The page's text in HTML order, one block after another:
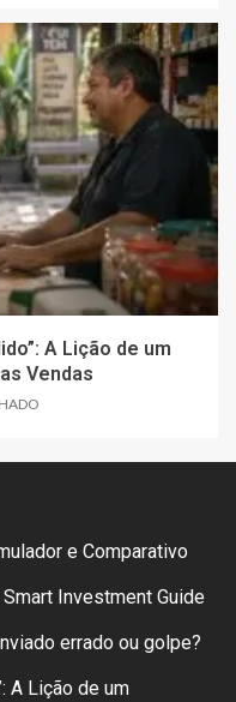
A Lição de um
Vendas
e Comparativo
Investment Guide
errado ou golpe?
A Lição de um